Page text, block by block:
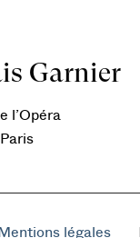
Garnier
l’Opéra
Mentions légales